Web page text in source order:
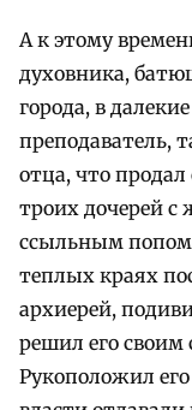
А к этому
духовника,
города, в
преподаватель,
отца, что
троих дочерей с
ссыльным
теплых краях
архиерей,
решил его своим
Рукоположил его